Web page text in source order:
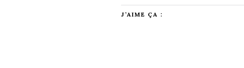
J’AIME ÇA :